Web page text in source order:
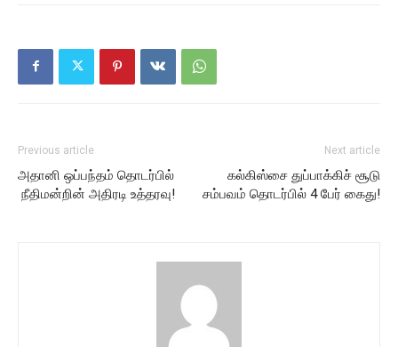
Previous article
அதானி ஒப்பந்தம் தொடர்பில்
நீதிமன்றின் அதிரடி உத்தரவு!
Next article
கல்கிஸ்சை துப்பாக்கிச் சூடு
சம்பவம் தொடர்பில் 4 பேர் கைது!